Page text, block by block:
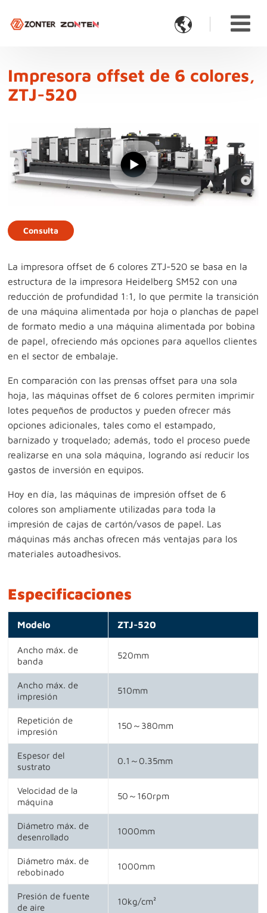

Impresora offset de 6 colores,
ZTJ-520
Consulta
La impresora offset de 6 colores ZTJ-520 se basa en la
estructura de la impresora Heidelberg SM52 con una
reducción de profundidad 1:1, lo que permite la transición
de una máquina alimentada por hoja o planchas de papel
de formato medio a una máquina alimentada por bobina
de papel, ofreciendo más opciones para aquellos clientes
en el sector de embalaje.
En comparación con las prensas offset para una sola
hoja, las máquinas offset de 6 colores permiten imprimir
lotes pequeños de productos y pueden ofrecer más
opciones adicionales, tales como el estampado,
barnizado y troquelado; además, todo el proceso puede
realizarse en una sola máquina, logrando así reducir los
gastos de inversión en equipos.
Hoy en día, las máquinas de impresión offset de 6
colores son ampliamente utilizadas para toda la
impresión de cajas de cartón/vasos de papel. Las
máquinas más anchas ofrecen más ventajas para los
materiales autoadhesivos.
Especificaciones
Modelo ZTJ-520
Ancho máx. de
banda
520mm
Ancho máx. de
impresión
510mm
Repetición de
impresión
150～380mm
Espesor del
sustrato
0.1～0.35mm
Velocidad de la
máquina
50～160rpm
Diámetro máx. de
desenrollado
1000mm
Diámetro máx. de
rebobinado
1000mm
Presión de fuente
de aire
10kg/cm²